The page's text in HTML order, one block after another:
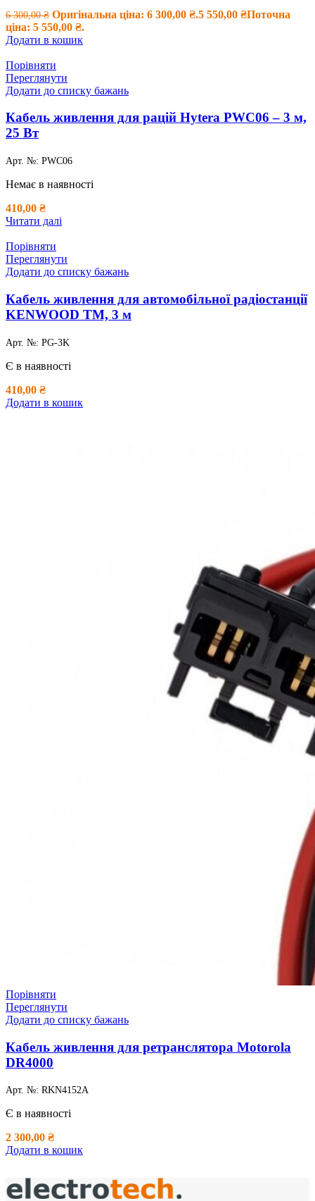
6 300,00₴ Оригінальна ціна: 6 300,00 ₴.5 550,00 ₴Поточна
ціна: 5 550,00 ₴.
Додати в кошик
Порівняти
Переглянути
Додати до списку бажань
Кабель живлення для рацій Hytera PWC06 – 3 м,
25 Вт
Арт. №: PWC06
Немає в наявності
410,00 ₴
Читати далі
Порівняти
Переглянути
Додати до списку бажань
Кабель живлення для автомобільної радіостанції
KENWOOD TM, 3 м
Арт. №: PG-3K
Є в наявності
410,00 ₴
Додати в кошик
Порівняти
Переглянути
Додати до списку бажань
Кабель живлення для ретранслятора Motorola
DR4000
Арт. №: RKN4152A
Є в наявності
2 300,00 ₴
Додати в кошик